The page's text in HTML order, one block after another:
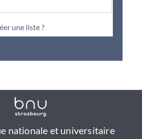
une liste ?
nationale et universitaire